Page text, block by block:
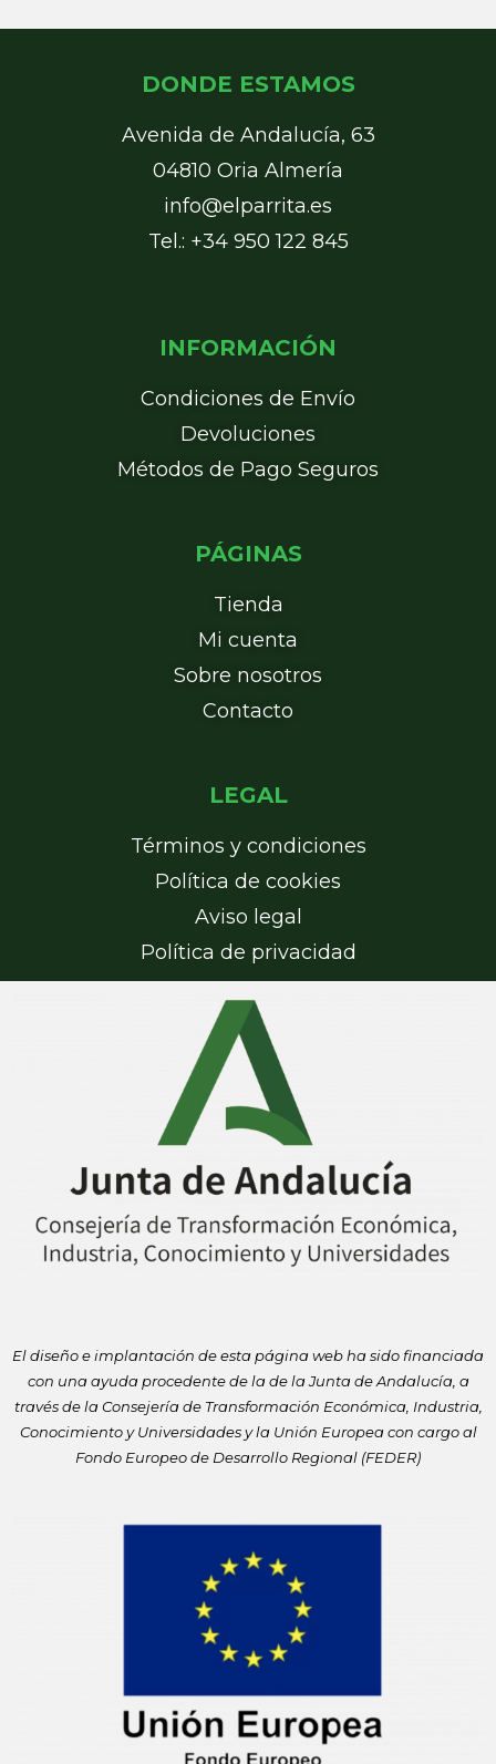
DONDE ESTAMOS
Avenida de Andalucía, 63
04810 Oria Almería
info@elparrita.es
Tel.: +34 950 122 845
INFORMACIÓN
Condiciones de Envío
Devoluciones
Métodos de Pago Seguros
PÁGINAS
Tienda
Mi cuenta
Sobre nosotros
Contacto
LEGAL
Términos y condiciones
Política de cookies
Aviso legal
Política de privacidad
El diseño e implantación de esta página web ha sido financiada
con una ayuda procedente de la de la Junta de Andalucía, a
través de laConsejería de Transformación Económica, Industria,
Conocimiento yUniversidades y la Unión Europea con cargo al
Fondo Europeo de Desarrollo Regional (FEDER)